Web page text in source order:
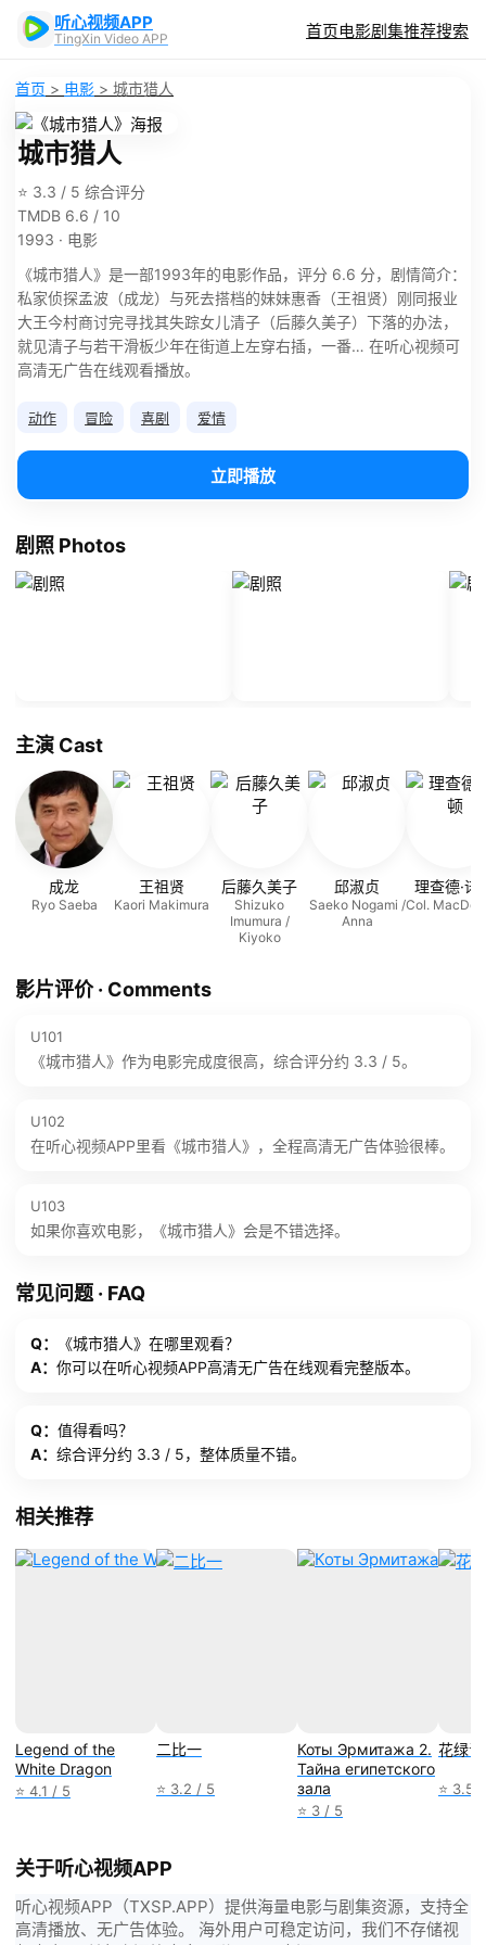
听心视频APP
TingXin Video APP 首页电影剧集推荐搜索
首页 > 电影 > 城市猎人
城市猎人
⭐ 3.3 / 5 综合评分
TMDB 6.6 / 10
1993 · 电影
《城市猎人》是一部1993年的电影作品，评分 6.6 分，剧情简介：
私家侦探孟波（成龙）与死去搭档的妹妹惠香（王祖贤）刚同报业
大王今村商讨完寻找其失踪女儿清子（后藤久美子）下落的办法，
就见清子与若干滑板少年在街道上左穿右插，一番… 在听心视频可
高清无广告在线观看播放。
动作 冒险 喜剧 爱情
立即播放
剧照 Photos
主演 Cast
成龙
Ryo Saeba
王祖贤
Kaori Makimura
后藤久美子
Shizuko
Imumura /
Kiyoko
邱淑贞
Saeko Nogami /
Anna
理查德·诺
Col.
影片评价 · Comments
U101
《城市猎人》作为电影完成度很高，综合评分约 3.3 / 5。
U102
在听心视频APP里看《城市猎人》，全程高清无广告体验很棒。
U103
如果你喜欢电影，《城市猎人》会是不错选择。
常见问题 · FAQ
Q：
《城市猎人》在哪里观看？
A： 你可以在听心视频APP高清无广告在线观看完整版本。
Q： 值得看吗？
A： 综合评分约 3.3 / 5，整体质量不错。
相关推荐
Legend of the
White Dragon
⭐ 4.1 / 5
二比一
⭐ 3.2 / 5
Коты Эрмитажа 2.
Тайна египетского
зала
⭐ 3 / 5
花绿
⭐ 3.5
关于听心视频APP
听心视频APP（TXSP.APP）提供海量电影与剧集资源，支持全
高清播放、无广告体验。 海外用户可稳定访问，我们不存储视